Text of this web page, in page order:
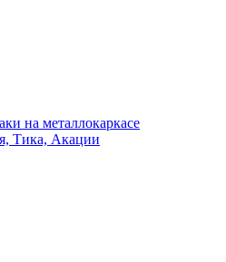
на металлокаркасе
Тика, Акации